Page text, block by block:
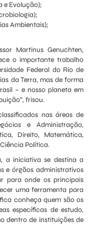
e Evolução);
Ambientais);
Martinus Genuchten,
o importante trabalho
Federal do Rio de
da Terra, mas de forma
– e nosso planeta em
frisou.
nas áreas de
e Administração,
Direito, Matemática,
Política.
a iniciativa se destina a
e órgãos administrativos
para onde os principais
uma ferramenta para
conheça quem são os
específicas de estudo,
dentro de instituições de